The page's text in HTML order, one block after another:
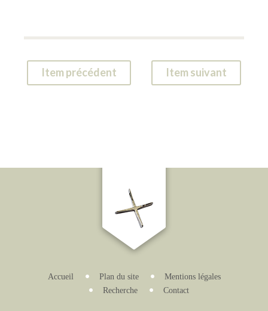
Item précédent Item suivant
Accueil Plan du site
Mentions légales
Recherche
Contact